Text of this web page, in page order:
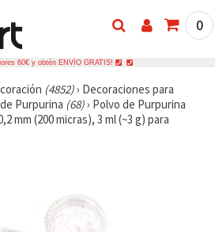
0
60€ y obtén ENVÍO GRATIS!
(4852)› Decoraciones para
Purpurina (68)› Polvo de Purpurina
mm (200 micras), 3 ml (~3 g) para